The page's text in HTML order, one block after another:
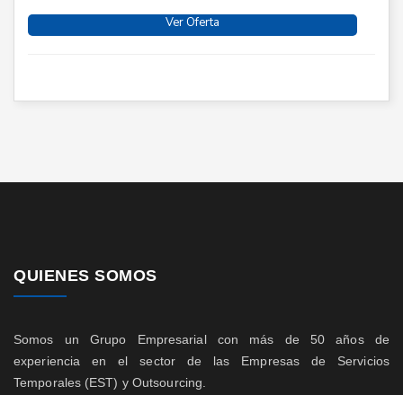
Ver Oferta
QUIENES SOMOS
Somos un Grupo Empresarial con más de 50 años de
experiencia en el sector de las Empresas de Servicios
Temporales (EST) y Outsourcing.